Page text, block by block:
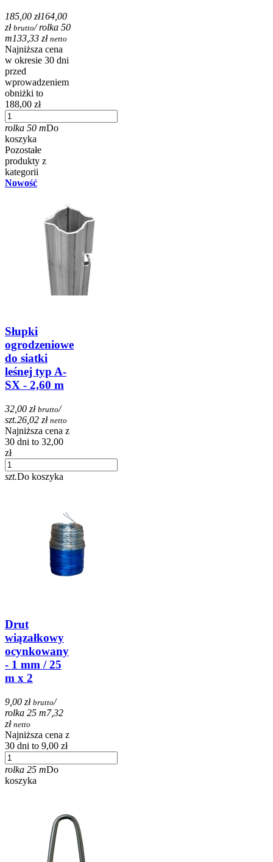
185,00 zł164,00
zł brutto/ rolka 50
m133,33 zł netto
Najniższa cena
w okresie 30 dni
przed
wprowadzeniem
obniżki to
188,00 zł
rolka 50 mDo
koszyka
Pozostałe
produkty z
kategorii
Nowość
Słupki
ogrodzeniowe
do siatki
leśnej typ A-
SX - 2,60 m
32,00 zł brutto/
szt.26,02 zł netto
Najniższa cena z
30 dni to 32,00
zł
szt.Do koszyka
Drut
wiązałkowy
ocynkowany
- 1 mm / 25
m x 2
9,00 zł brutto/
rolka 25 m7,32
zł netto
Najniższa cena z
30 dni to 9,00 zł
rolka 25 mDo
koszyka